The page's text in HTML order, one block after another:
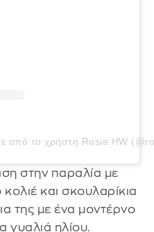
από το χρήστη Rosie HW
στην παραλία με
και σκουλαρίκια
της με ένα μοντέρνο
γυαλιά ηλίου.